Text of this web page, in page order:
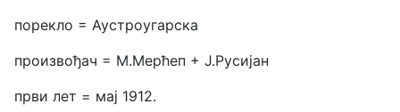
порекло = Аустроугарска
произвођач = М.Мерћеп + Ј.Русијан
први лет = мај 1912.